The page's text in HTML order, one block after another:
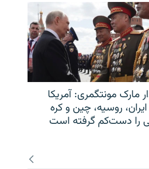
مارک مونتگمری: آمریکا
روسیه، چین و کره
را دست‌کم گرفته است